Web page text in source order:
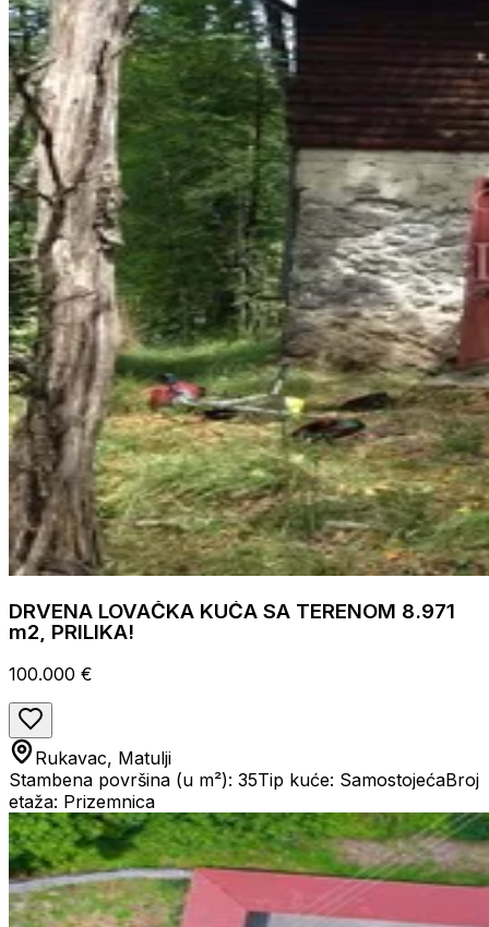
DRVENA LOVAČKA KUĆA SA TERENOM 8.971
m2, PRILIKA!
100.000 €
Rukavac, Matulji
Stambena površina (u m²): 35Tip kuće: SamostojećaBroj
etaža: Prizemnica